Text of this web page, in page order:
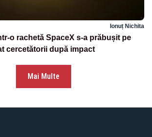
Ionuț Nichita
o rachetă SpaceX s-a prăbușit pe
cercetătorii după impact
Mai Multe